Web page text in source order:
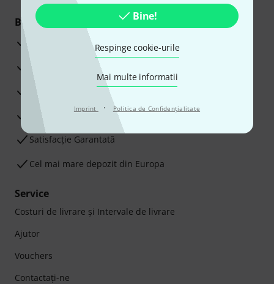
Bine!
Respinge cookie-urile
Mai multe informatii
Imprint · Politica de Confidenţialitate
Beneficiile tale
3 Ani Garanție Thomann
Garanţia returnării banilor în 30 de zile
Service Reparații
Sfaturi de la experții noștri
Satisfacție Garantată
Cel mai mare depozit din Europa
Service
Costuri de livrare şi Intervale de livrare
Ajutor
Vouchers
Contactaţi-ne